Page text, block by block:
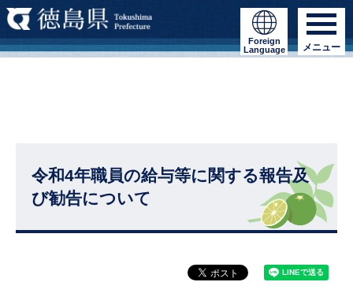
Foreign
Language
メニュー
令和4年職員の給与等に関する報告及
び勧告について